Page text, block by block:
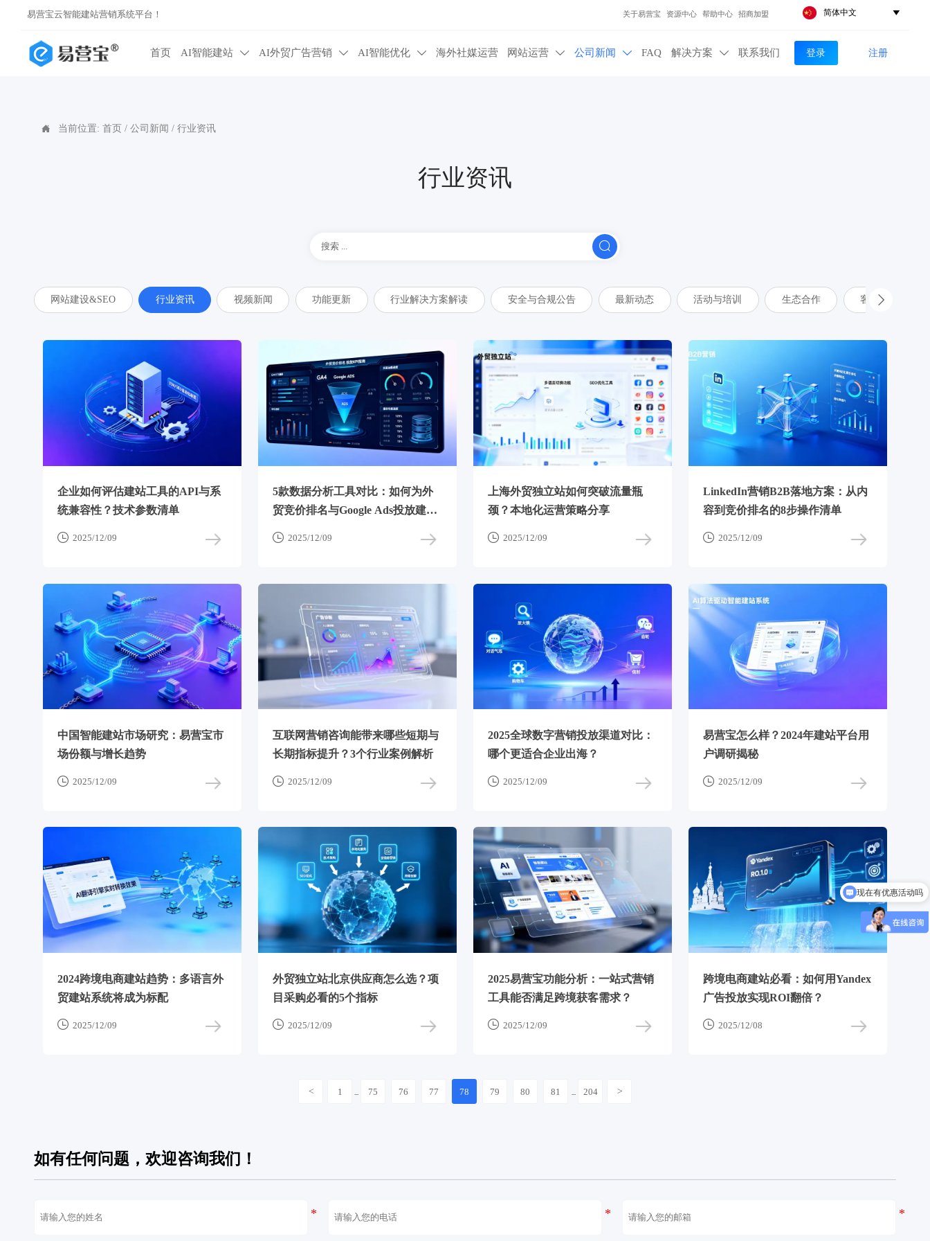
易营宝云智能建站营销系统平台！ 关于易营宝 资源中心 帮助中心 招商加盟 简体中文 
首页 AI智能建站  AI外贸广告营销  AI智能优化  海外社媒运营 网站运营  公司新闻  FAQ 解决方案  联系我们 登录 注册
 当前位置: 首页/ 公司新闻 / 行业资讯
行业资讯

网站建设&SEO 行业资讯 视频新闻 功能更新 行业解决方案解读 安全与合规公告 最新动态 活动与培训 生态合作 客户案例

企业如何评估建站工具的API与系
统兼容性？技术参数清单
 2025/12/09
5款数据分析工具对比：如何为外
贸竞价排名与Google Ads投放建立
 2025/12/09
上海外贸独立站如何突破流量瓶
颈？本地化运营策略分享
 2025/12/09
LinkedIn营销B2B落地方案：从内
容到竞价排名的8步操作清单
 2025/12/09
中国智能建站市场研究：易营宝市
场份额与增长趋势
 2025/12/09
互联网营销咨询能带来哪些短期与
长期指标提升？3个行业案例解析
 2025/12/09
2025全球数字营销投放渠道对比：
哪个更适合企业出海？
 2025/12/09
易营宝怎么样？2024年建站平台用
户调研揭秘
 2025/12/09
2024跨境电商建站趋势：多语言外
贸建站系统将成为标配
 2025/12/09
外贸独立站北京供应商怎么选？项
目采购必看的5个指标
 2025/12/09
2025易营宝功能分析：一站式营销
工具能否满足跨境获客需求？
 2025/12/09
跨境电商建站必看：如何用Yandex
广告投放实现ROI翻倍？
 2025/12/08
< 1 ... 75 76 77 78 79 80 81 ... 204 >
如有任何问题，欢迎咨询我们！
现在有优惠活动吗